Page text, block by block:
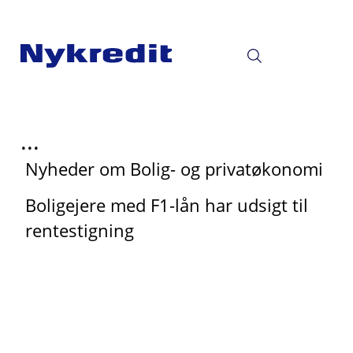
...
Nyheder om Bolig- og privatøkonomi
Boligejere med F1-lån har udsigt til
rentestigning